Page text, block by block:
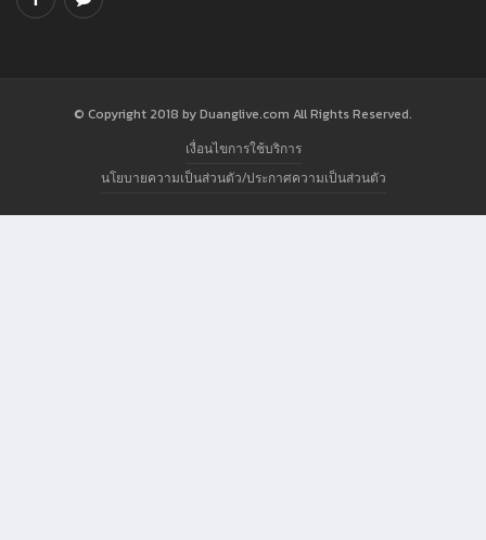
© Copyright 2018 by Duanglive.com All Rights Reserved.
เงื่อนไขการใช้บริการ
นโยบายความเป็นส่วนตัว/ประกาศความเป็นส่วนตัว